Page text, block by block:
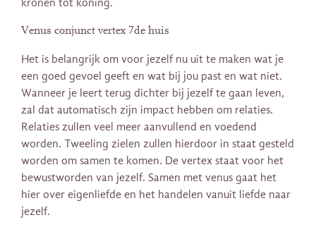
kronen tot koning.
Venus conjunct vertex 7de huis
Het is belangrijk om voor jezelf nu uit te maken wat je
een goed gevoel geeft en wat bij jou past en wat niet.
Wanneer je leert terug dichter bij jezelf te gaan leven,
zal dat automatisch zijn impact hebben om relaties.
Relaties zullen veel meer aanvullend en voedend
worden. Tweeling zielen zullen hierdoor in staat gesteld
worden om samen te komen. De vertex staat voor het
bewustworden van jezelf. Samen met venus gaat het
hier over eigenliefde en het handelen vanuit liefde naar
jezelf.